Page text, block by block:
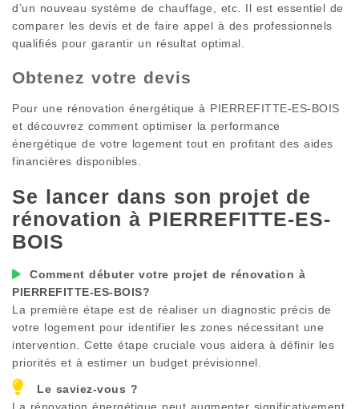
d’un nouveau système de chauffage, etc. Il est essentiel de
comparer les devis et de faire appel à des professionnels
qualifiés pour garantir un résultat optimal.
Obtenez votre devis
Pour une rénovation énergétique à PIERREFITTE-ES-BOIS
et découvrez comment optimiser la performance
énergétique de votre logement tout en profitant des aides
financières disponibles.
Se lancer dans son projet de
rénovation à PIERREFITTE-ES-
BOIS
Comment débuter votre projet de rénovation à
PIERREFITTE-ES-BOIS?
La première étape est de réaliser un diagnostic précis de
votre logement pour identifier les zones nécessitant une
intervention. Cette étape cruciale vous aidera à définir les
priorités et à estimer un budget prévisionnel.
Le saviez-vous ?